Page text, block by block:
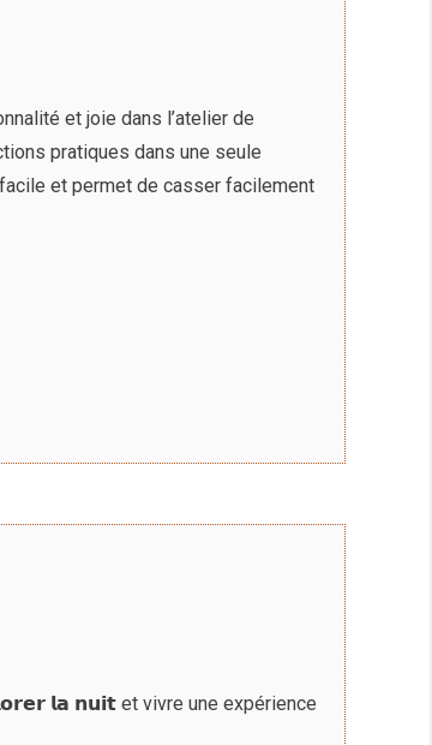
et joie dans l’atelier de
pratiques dans une seule
et permet de casser facilement
𝗹𝗮 𝗻𝘂𝗶𝘁 et vivre une expérience